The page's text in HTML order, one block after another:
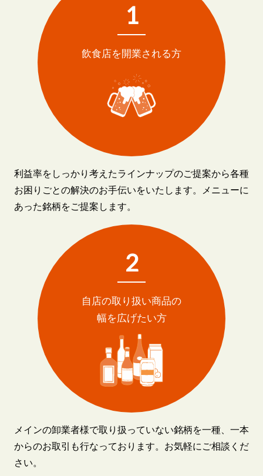
1
飲食店を開業される方
利益率をしっかり考えたラインナップのご提案から各種
お困りごとの解決のお手伝いをいたします。メニューに
あった銘柄をご提案します。
2
自店の取り扱い商品の
幅を広げたい方
メインの卸業者様で取り扱っていない銘柄を一種、一本
からのお取引も行なっております。お気軽にご相談くだ
さい。